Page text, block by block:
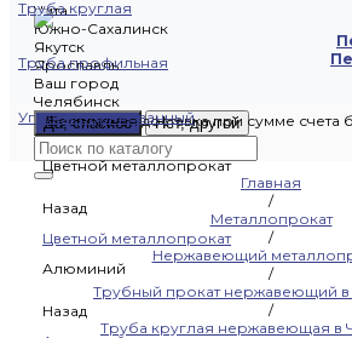
Чита
Южно-Сахалинск
Якутск
Ярославль
Ваш город
Челябинск
Да, спасибо
Нет, другой
Труба круглая
Труба профильная
Уголок оцинкованный
Цветной металлопрокат
Назад
Цветной металлопрокат
Алюминий
Назад
Бесплатная доставка при сумме
Главная
/
Металлопрокат
/
Нержавеющий
/
Трубный прокат нержавеющий в
/
Труба круглая нержавеющая в